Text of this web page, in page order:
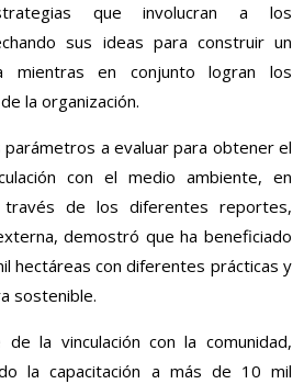
que involucran a los
sus ideas para construir un
mientras en conjunto logran los
la organización.
parámetros a evaluar para obtener el
con el medio ambiente, en
de los diferentes reportes,
demostró que ha beneficiado
hectáreas con diferentes prácticas y
sostenible.
la vinculación con la comunidad,
la capacitación a más de 10 mil